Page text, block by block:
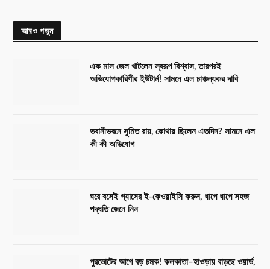
আরও পড়ুন
এক মাস জেল খাটলেন স্বরূপ বিশ্বাস, তারপরই
অভিযোগকারিণীর ইউটার্ন! সামনে এল চাঞ্চল্যকর দাবি
ভবানীভবনে সুমিত রায়, কোথায় ছিলেন এতদিন? সামনে এল
কী কী অভিযোগ
ঘরে বসেই গ্যাসের ই-কেওয়াইসি করুন, ধাপে ধাপে সহজ
পদ্ধতি জেনে নিন
পুরভোটের আগে বড় চমক! কলকাতা–হাওড়ায় বাড়ছে ওয়ার্ড,